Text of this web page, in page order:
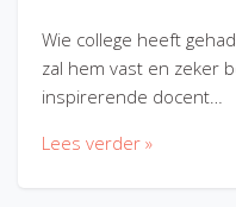
Wie college heeft
zal hem vast en zeker
inspirerende docent…
Lees verder »